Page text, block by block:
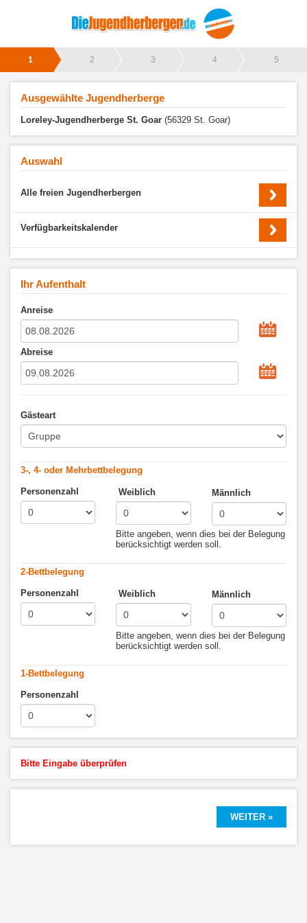
1 2 3 4 5
Ausgewählte Jugendherberge
Loreley-Jugendherberge St. Goar (56329 St. Goar)
Auswahl
Alle freien Jugendherbergen
Verfügbarkeitskalender
Ihr Aufenthalt
Anreise
Abreise
Gästeart
3-, 4- oder Mehrbettbelegung
Personenzahl Weiblich Männlich
Bitte angeben, wenn dies bei der Belegung
berücksichtigt werden soll.
2-Bettbelegung
Personenzahl Weiblich Männlich
Bitte angeben, wenn dies bei der Belegung
berücksichtigt werden soll.
1-Bettbelegung
Personenzahl
Bitte Eingabe überprüfen
WEITER »